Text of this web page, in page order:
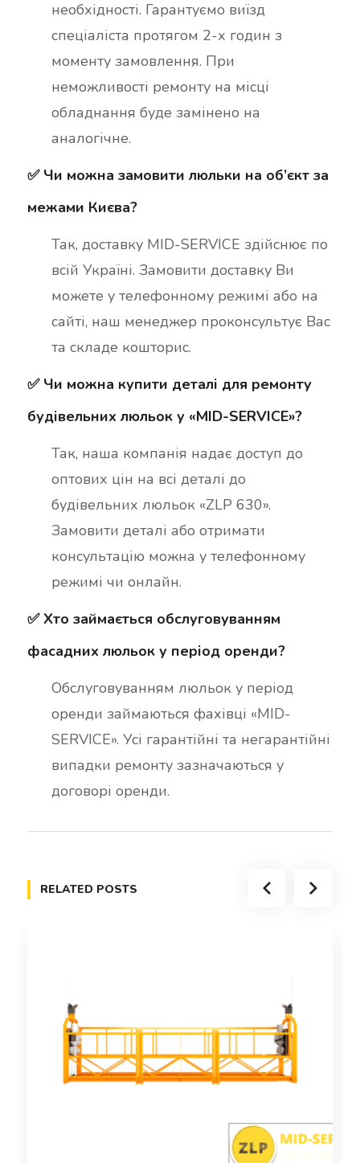
необхідності. Гарантуємо виїзд
спеціаліста протягом 2-х годин з
моменту замовлення. При
неможливості ремонту на місці
обладнання буде замінено на
аналогічне.
✅ Чи можна замовити люльки на об’єкт за
межами Києва?
Так, доставку MID-SERVICE здійснює по
всій Україні. Замовити доставку Ви
можете у телефонному режимі або на
сайті, наш менеджер проконсультує Вас
та складе кошторис.
✅ Чи можна купити деталі для ремонту
будівельних люльок у «MID-SERVICE»?
Так, наша компанія надає доступ до
оптових цін на всі деталі до
будівельних люльок «ZLP 630».
Замовити деталі або отримати
консультацію можна у телефонному
режимі чи онлайн.
✅ Хто займається обслуговуванням
фасадних люльок у період оренди?
Обслуговуванням люльок у період
оренди займаються фахівці «MID-
SERVICE». Усі гарантійні та негарантійні
випадки ремонту зазначаються у
договорі оренди.
RELATED POSTS